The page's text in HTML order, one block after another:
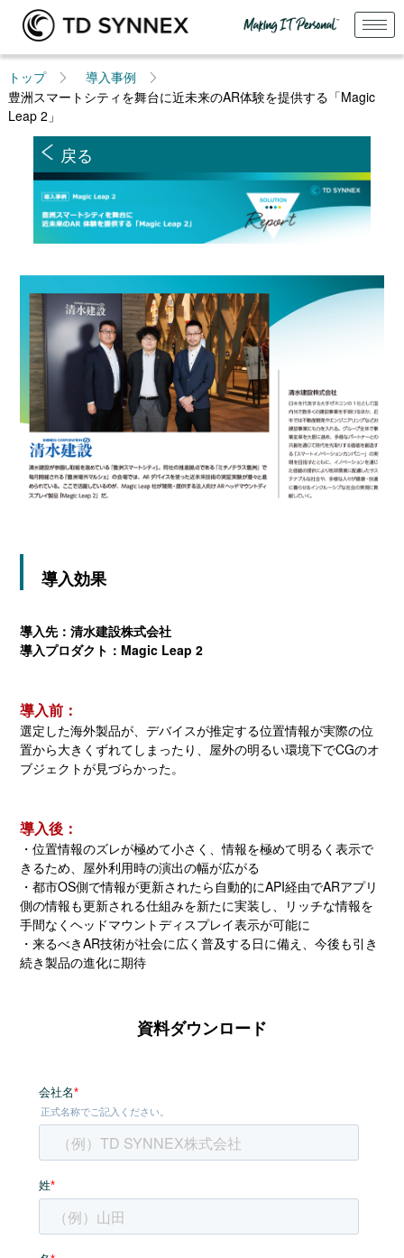
トップ
導入事例
豊洲スマートシティを舞台に近未来のAR体験を提供する「Magic
Leap 2」
戻る
導入効果
導入先：清水建設株式会社
導入プロダクト：Magic Leap 2
導入前：
選定した海外製品が、デバイスが推定する位置情報が実際の位
置から大きくずれてしまったり、屋外の明るい環境下でCGのオ
ブジェクトが見づらかった。
導入後：
・位置情報のズレが極めて小さく、情報を極めて明るく表示で
きるため、屋外利用時の演出の幅が広がる
・都市OS側で情報が更新されたら自動的にAPI経由でARアプリ
側の情報も更新される仕組みを新たに実装し、リッチな情報を
手間なくヘッドマウントディスプレイ表示が可能に
・来るべきAR技術が社会に広く普及する日に備え、今後も引き
続き製品の進化に期待
資料ダウンロード